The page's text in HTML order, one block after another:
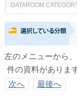
DATAROOM
左のメニューから
件の資料がありま
次へ
最後へ